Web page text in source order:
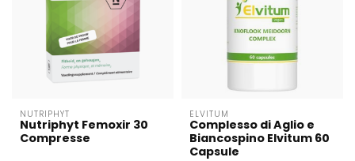
NUTRIPHYT
Nutriphyt Femoxir 30
Compresse
ELVITUM
Complesso di Aglio e
Biancospino Elvitum 60
Capsule